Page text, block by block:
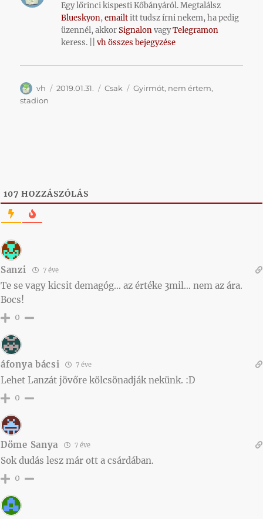
Egy lőrinci kispesti Kőbányáról. Megtalálsz
Blueskyon,emailtitt tudsz írni nekem, ha pedig
üzennél, akkorSignalonvagyTelegramon
keress. ||vh összes bejegyzése
Szerző
vh Közzétéve
2019.01.31. Kategória
Csak Címke
Gyirmót, nem értem,
stadion
107 HOZZÁSZÓLÁS
Sanzi 7 éve
Te se vagy kicsit demagóg… az értéke 3mil… nem az ára.
Bocs!
0
áfonya bácsi 7 éve
Lehet Lanzát jövőre kölcsönadják nekünk. :D
0
Döme Sanya 7 éve
Sok dudás lesz már ott a csárdában.
0